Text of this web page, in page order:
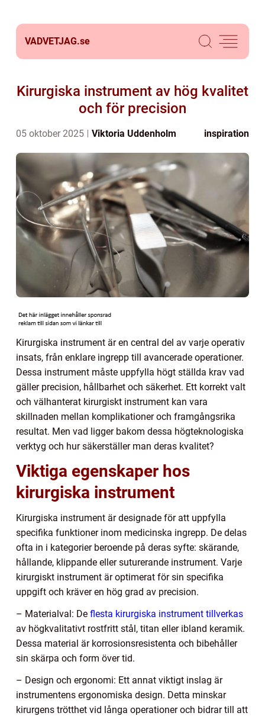
VADVETJAG.se
Kirurgiska instrument av hög kvalitet
och för precision
05 oktober 2025 Viktoria Uddenholm inspiration
Kirurgiska instrument är en central del av varje operativ
insats, från enklare ingrepp till avancerade operationer.
Dessa instrument måste uppfylla högt ställda krav vad
gäller precision, hållbarhet och säkerhet. Ett korrekt valt
och välhanterat kirurgiskt instrument kan vara
skillnaden mellan komplikationer och framgångsrika
resultat. Men vad ligger bakom dessa högteknologiska
verktyg och hur säkerställer man deras kvalitet?
Viktiga egenskaper hos
kirurgiska instrument
Kirurgiska instrument är designade för att uppfylla
specifika funktioner inom medicinska ingrepp. De delas
ofta in i kategorier beroende på deras syfte: skärande,
hållande, klippande eller suturerande instrument. Varje
kirurgiskt instrument är optimerat för sin specifika
uppgift och kräver en hög grad av precision.
– Materialval: De flesta kirurgiska instrument tillverkas
av högkvalitativt rostfritt stål, titan eller ibland keramik.
Dessa material är korrosionsresistenta och bibehåller
sin skärpa och form över tid.
– Design och ergonomi: Ett annat viktigt inslag är
instrumentens ergonomiska design. Detta minskar
kirurgens trötthet vid långa operationer och bidrar till att